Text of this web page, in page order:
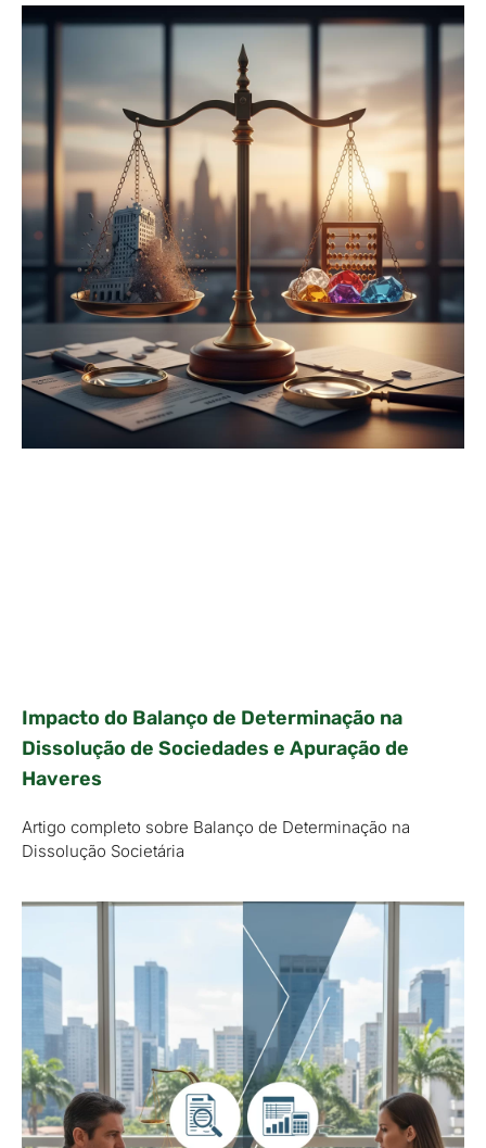
Impacto do Balanço de Determinação na
Dissolução de Sociedades e Apuração de
Haveres
Artigo completo sobre Balanço de Determinação na
Dissolução Societária